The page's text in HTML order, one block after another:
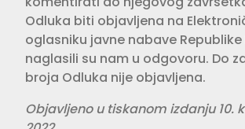
Odluka biti objavljena na
oglasniku javne nabave
naglasili su nam u odgovoru. Do
broja Odluka nije objavljena.
Objavljeno u tiskanom izdanju 10.